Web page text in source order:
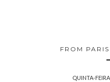
FROM
QUINTA-